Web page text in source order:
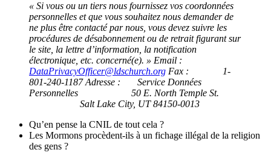
« Si vous ou un tiers nous fournissez vos coordonnées
personnelles et que vous souhaitez nous demander de
ne plus être contacté par nous, vous devez suivre les
procédures de désabonnement ou de retrait figurant sur
le site, la lettre d’information, la notification
électronique, etc. concerné(e). » Email :
DataPrivacyOfficer@ldschurch.org Fax : 1-
801-240-1187 Adresse : Service Données
Personnelles
50 E. North Temple St.
Salt Lake City, UT 84150-0013
Qu’en pense la CNIL de tout cela ?
Les Mormons procèdent-ils à un fichage illégal de la religion
des gens ?